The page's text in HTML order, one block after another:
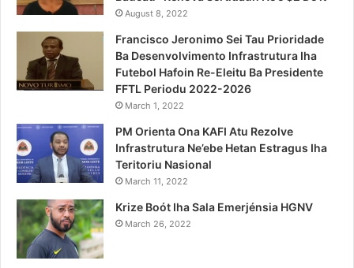
August 8, 2022
Francisco Jeronimo Sei Tau Prioridade
Ba Desenvolvimento Infrastrutura Iha
Futebol Hafoin Re-Eleitu Ba Presidente
FFTL Periodu 2022-2026
March 1, 2022
PM Orienta Ona KAFI Atu Rezolve
Infrastrutura Ne’ebe Hetan Estragus Iha
Teritoriu Nasional
March 11, 2022
Krize Boót Iha Sala Emerjénsia HGNV
March 26, 2022